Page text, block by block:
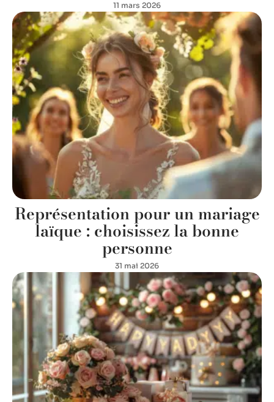
11 mars 2026
Représentation pour un mariage
laïque : choisissez la bonne
personne
31 mai 2026